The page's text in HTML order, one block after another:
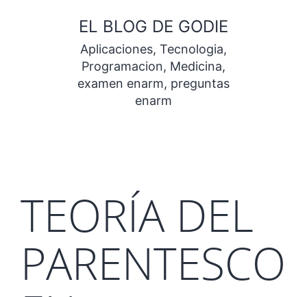
contenido
EL BLOG DE GODIE
Aplicaciones, Tecnologia,
Programacion, Medicina,
examen enarm, preguntas
enarm
TEORÍA DEL
PARENTESCO